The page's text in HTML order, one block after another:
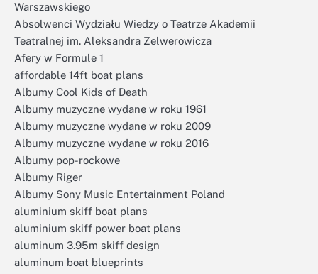
Warszawskiego
Absolwenci Wydziału Wiedzy o Teatrze Akademii
Teatralnej im. Aleksandra Zelwerowicza
Afery w Formule 1
affordable 14ft boat plans
Albumy Cool Kids of Death
Albumy muzyczne wydane w roku 1961
Albumy muzyczne wydane w roku 2009
Albumy muzyczne wydane w roku 2016
Albumy pop-rockowe
Albumy Riger
Albumy Sony Music Entertainment Poland
aluminium skiff boat plans
aluminium skiff power boat plans
aluminum 3.95m skiff design
aluminum boat blueprints